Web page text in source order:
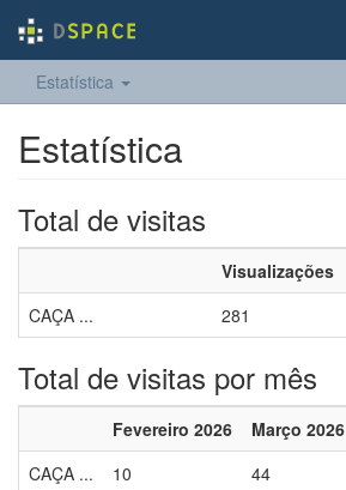
Estatística
Estatística
Total de visitas
Visualizações
CAÇA ...
281
Total de visitas por mês
Fevereiro 2026 Março 2026
CAÇA ...
10 44